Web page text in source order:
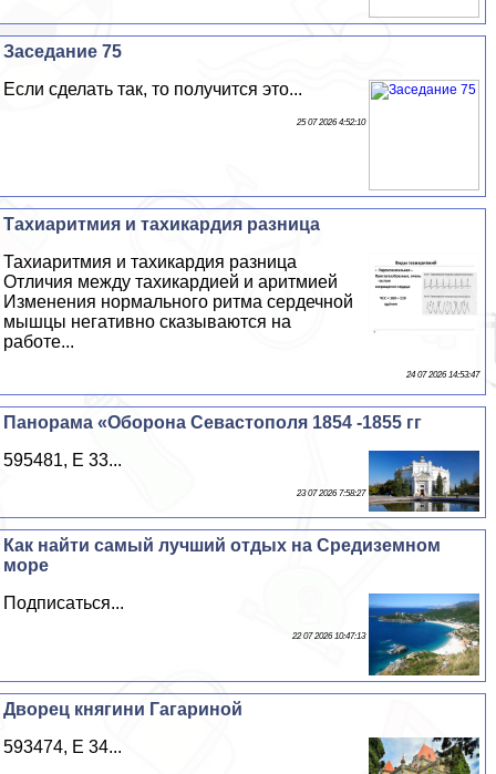
Заседание 75
Если сделать так, то получится это...
25 07 2026 4:52:10
Тахиаритмия и тахикардия разница
Тахиаритмия и тахикардия разница
Отличия между тахикардией и аритмией
Изменения нормального ритма сердечной
мышцы негативно сказываются на
работе...
24 07 2026 14:53:47
Панорама «Оборона Севастополя 1854 -1855 гг
595481, E 33...
23 07 2026 7:58:27
Как найти самый лучший отдых на Средиземном
море
Подписаться...
22 07 2026 10:47:13
Дворец княгини Гагариной
593474, E 34...